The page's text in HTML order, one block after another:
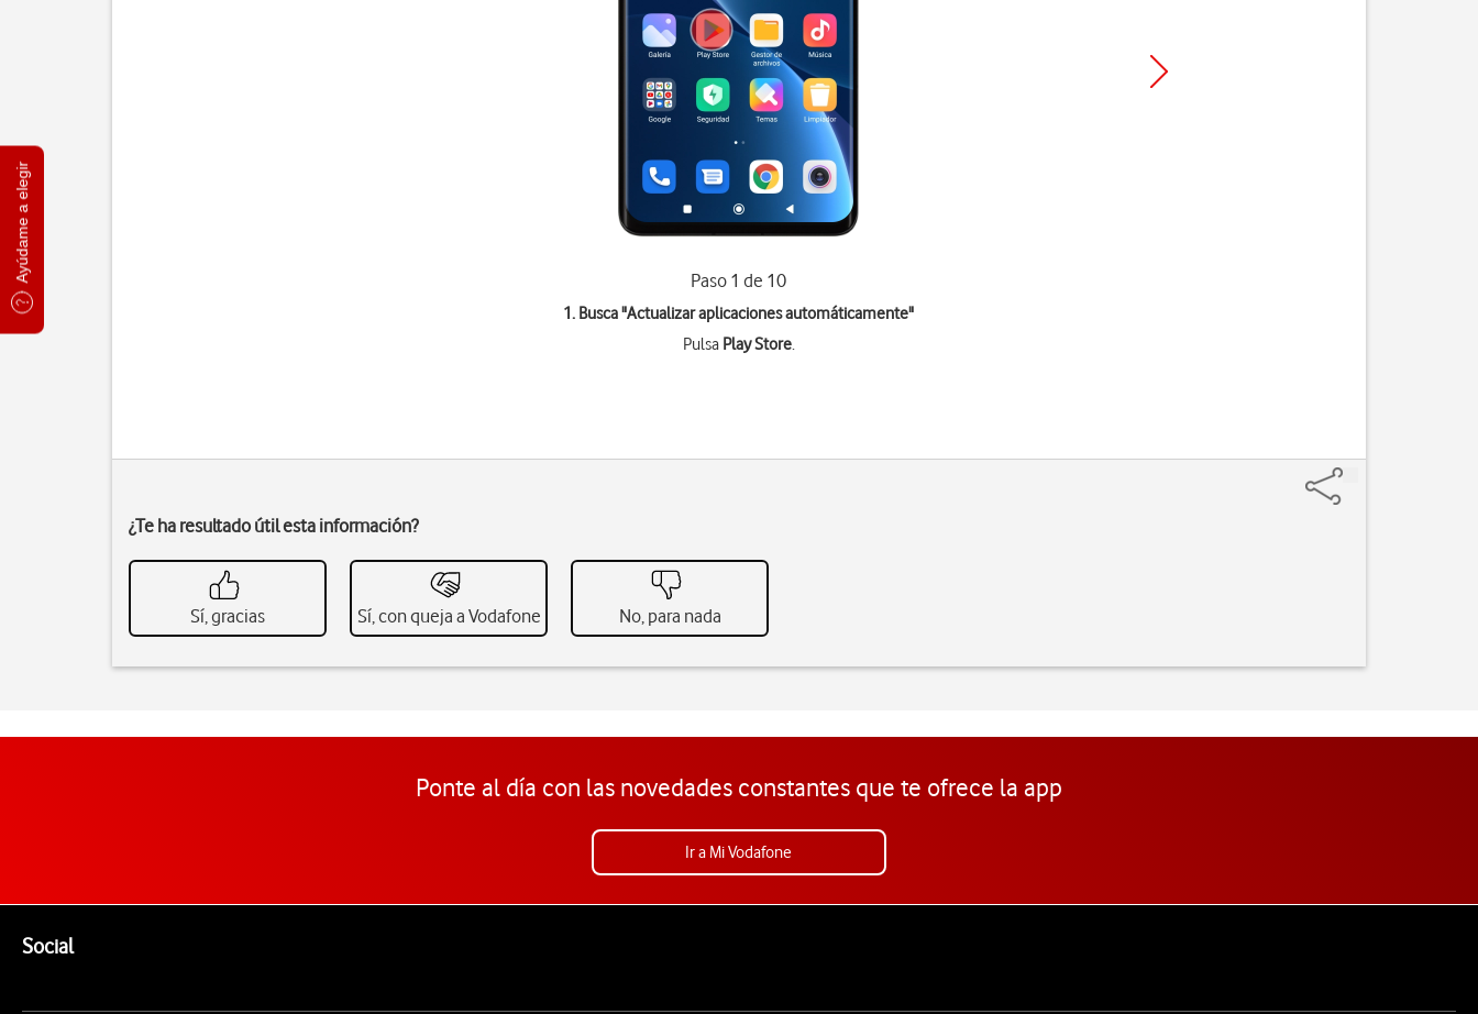
Ayúdame a elegir Paso 1 de 10
1. Busca "Actualizar aplicaciones automáticamente"
Pulsa Play Store.
¿Te ha resultado útil esta información?
Sí, gracias Sí, con queja a Vodafone No, para nada
Ponte al día con las novedades constantes que te ofrece la app
Ir a Mi Vodafone
SocialEnlaces a las redes sociales de Vodafone